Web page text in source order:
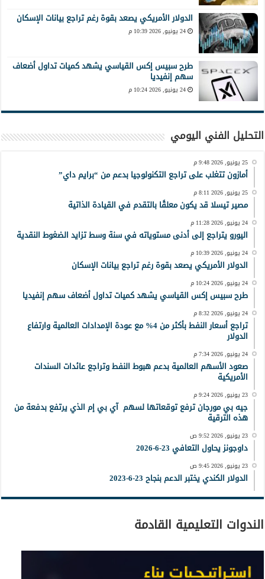
الدولار الأمريكي يصعد بقوة رغم تراجع بيانات الإسكان
24 يونيو, 2026 10:39 م
طرح سبيس إكس القياسي يشهد كميات تداول أضعاف
سهم إنفيديا
24 يونيو, 2026 10:24 م
التحليل الفني اليومي
25 يونيو, 2026 9:48 م
أمازون تتغلب على تراجع التكنولوجيا بدعم من “برايم داي”
25 يونيو, 2026 8:11 م
مصير تيسلا قد يكون معلقًا بالتقدم في القيادة الذاتية
24 يونيو, 2026 11:28 م
اليورو يتراجع إلى أدنى مستوياته في سنة وسط تزايد الضغوط النقدية
24 يونيو, 2026 10:39 م
الدولار الأمريكي يصعد بقوة رغم تراجع بيانات الإسكان
24 يونيو, 2026 10:24 م
طرح سبيس إكس القياسي يشهد كميات تداول أضعاف سهم إنفيديا
24 يونيو, 2026 8:32 م
تراجع أسعار النفط بأكثر من 4% مع عودة الإمدادات العالمية وارتفاع
الدولار
24 يونيو, 2026 7:34 م
صعود الأسهم العالمية بدعم هبوط النفط وتراجع عائدات السندات
الأمريكية
23 يونيو, 2026 9:24 م
جيه بي مورجان ترفع توقعاتها لسهم آي بي إم الذي يرتفع بدفعة من
هذه الترقية
23 يونيو, 2026 9:52 ص
داوجونز يحاول التعافي 23-6-2026
23 يونيو, 2026 9:45 ص
الدولار الكندي يختبر الدعم بنجاح 23-6-2023
الندوات التعليمية القادمة